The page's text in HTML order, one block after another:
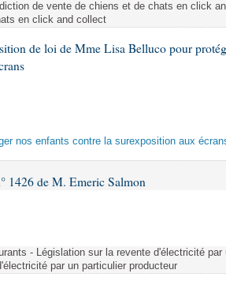
de vente de chiens et de chats en click
en click and collect
de loi de Mme Lisa Belluco pour
nos enfants contre la surexposition aux
1426 de M. Emeric Salmon
- Législation sur la revente d'électricité
par un particulier producteur